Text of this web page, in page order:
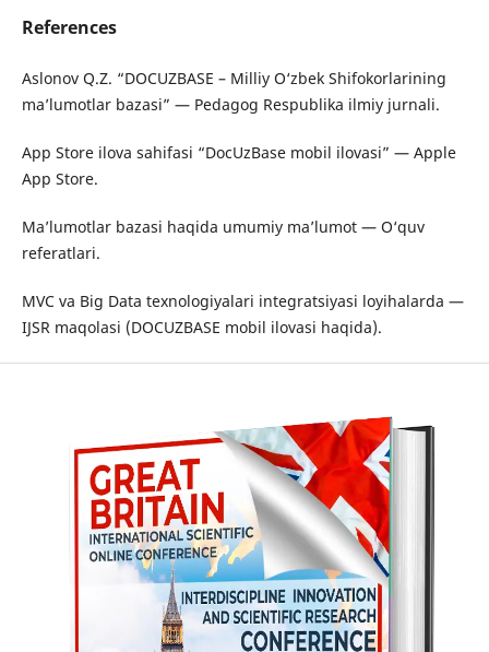
References
Aslonov Q.Z. “DOCUZBASE – Milliy O‘zbek Shifokorlarining
maʼlumotlar bazasi” — Pedagog Respublika ilmiy jurnali.
App Store ilova sahifasi “DocUzBase mobil ilovasi” — Apple
App Store.
Maʼlumotlar bazasi haqida umumiy maʼlumot — O‘quv
referatlari.
MVC va Big Data texnologiyalari integratsiyasi loyihalarda —
IJSR maqolasi (DOCUZBASE mobil ilovasi haqida).